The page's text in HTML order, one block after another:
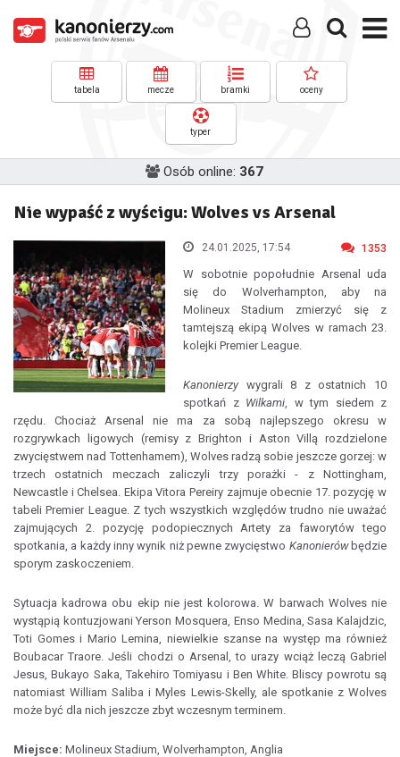
tabela mecze bramki oceny
typer
Osób online: 367
Nie wypaść z wyścigu: Wolves vs Arsenal
24.01.2025, 17:54 1353
W sobotnie popołudnie Arsenal uda
się do Wolverhampton, aby na
Molineux Stadium zmierzyć się z
tamtejszą ekipą Wolves w ramach 23.
kolejki Premier League.
Kanonierzywygrali 8 z ostatnich 10
spotkań z Wilkami, w tym siedem z
rzędu. Chociaż Arsenal nie ma za sobą najlepszego okresu w
rozgrywkach ligowych (remisy z Brighton i Aston Villą rozdzielone
zwycięstwem nad Tottenhamem), Wolves radzą sobie jeszcze gorzej: w
trzech ostatnich meczach zaliczyli trzy porażki - z Nottingham,
Newcastle i Chelsea. Ekipa Vitora Pereiry zajmuje obecnie 17. pozycję w
tabeli Premier League. Z tych wszystkich względów trudno nie uważać
zajmujących 2. pozycję podopiecznych Artety za faworytów tego
spotkania, a każdy inny wynik niż pewne zwycięstwo Kanonierówbędzie
sporym zaskoczeniem.
Sytuacja kadrowa obu ekip nie jest kolorowa. W barwach Wolves nie
wystąpią kontuzjowani Yerson Mosquera, Enso Medina, Sasa Kalajdzic,
Toti Gomes i Mario Lemina, niewielkie szanse na występ ma również
Boubacar Traore. Jeśli chodzi o Arsenal, to urazy wciąż leczą Gabriel
Jesus, Bukayo Saka, Takehiro Tomiyasu i Ben White. Bliscy powrotu są
natomiast William Saliba i Myles Lewis-Skelly, ale spotkanie z Wolves
może być dla nich jeszcze zbyt wczesnym terminem.
Miejsce: Molineux Stadium, Wolverhampton, Anglia